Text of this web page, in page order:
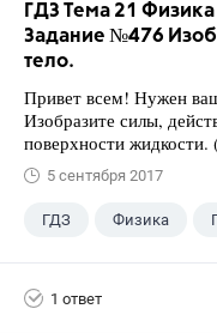
ГДЗ Тема 21
Задание №476
тело.
Привет всем! Нужен
Изобразите силы,
поверхности жидкости.
5 сентября 2017
ГДЗ Физика
1 ответ